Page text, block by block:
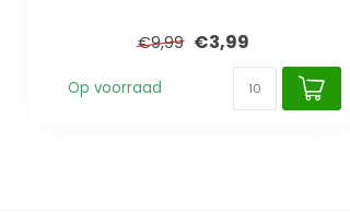
€9,99 €3,99
Op voorraad